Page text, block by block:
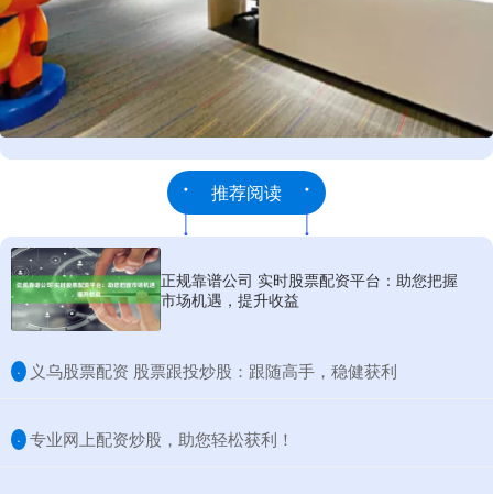
推荐阅读
正规靠谱公司 实时股票配资平台：助您把握
市场机遇，提升收益
· ​义乌股票配资 股票跟投炒股：跟随高手，稳健获利
· ​专业网上配资炒股，助您轻松获利！